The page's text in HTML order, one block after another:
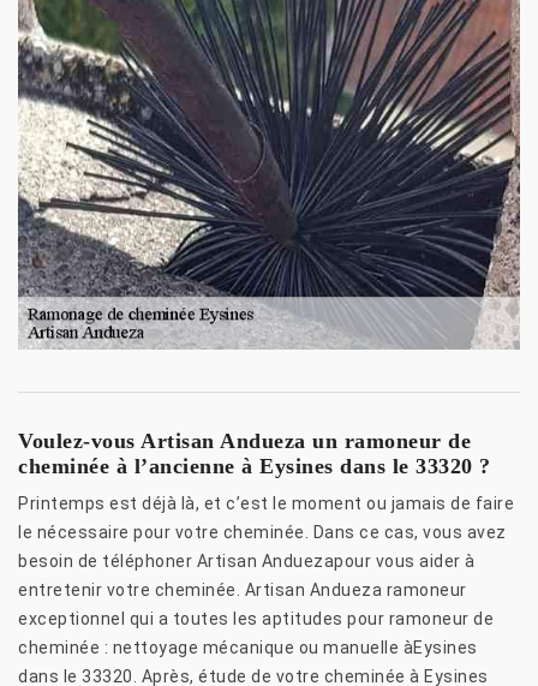
Voulez-vous Artisan Andueza un ramoneur de
cheminée à l’ancienne à Eysines dans le 33320 ?
Printemps est déjà là, et c’est le moment ou jamais de faire
le nécessaire pour votre cheminée. Dans ce cas, vous avez
besoin de téléphoner Artisan Anduezapour vous aider à
entretenir votre cheminée. Artisan Andueza ramoneur
exceptionnel qui a toutes les aptitudes pour ramoneur de
cheminée : nettoyage mécanique ou manuelle àEysines
dans le 33320. Après, étude de votre cheminée à Eysines